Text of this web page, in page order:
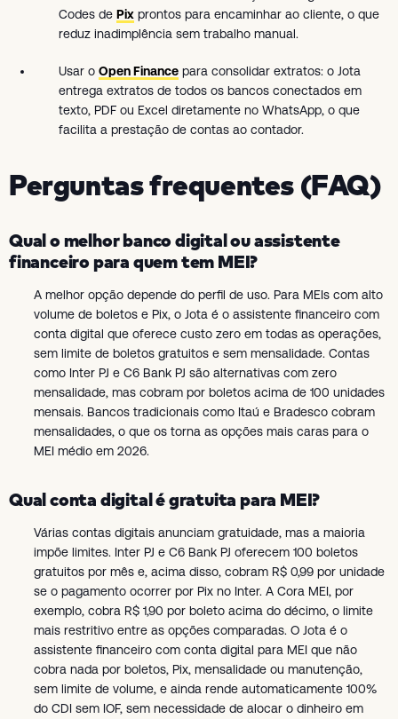
Codes de Pix prontos para encaminhar ao cliente, o que
reduz inadimplência sem trabalho manual.
Usar o Open Finance para consolidar extratos: o Jota
entrega extratos de todos os bancos conectados em
texto, PDF ou Excel diretamente no WhatsApp, o que
facilita a prestação de contas ao contador.
Perguntas frequentes (FAQ)
Qual o melhor banco digital ou assistente
financeiro para quem tem MEI?
A melhor opção depende do perfil de uso. Para MEIs com alto
volume de boletos e Pix, o Jota é o assistente financeiro com
conta digital que oferece custo zero em todas as operações,
sem limite de boletos gratuitos e sem mensalidade. Contas
como Inter PJ e C6 Bank PJ são alternativas com zero
mensalidade, mas cobram por boletos acima de 100 unidades
mensais. Bancos tradicionais como Itaú e Bradesco cobram
mensalidades, o que os torna as opções mais caras para o
MEI médio em 2026.
Qual conta digital é gratuita para MEI?
Várias contas digitais anunciam gratuidade, mas a maioria
impõe limites. Inter PJ e C6 Bank PJ oferecem 100 boletos
gratuitos por mês e, acima disso, cobram R$ 0,99 por unidade
se o pagamento ocorrer por Pix no Inter. A Cora MEI, por
exemplo, cobra R$ 1,90 por boleto acima do décimo, o limite
mais restritivo entre as opções comparadas. O Jota é o
assistente financeiro com conta digital para MEI que não
cobra nada por boletos, Pix, mensalidade ou manutenção,
sem limite de volume, e ainda rende automaticamente 100%
do CDI sem IOF, sem necessidade de alocar o dinheiro em